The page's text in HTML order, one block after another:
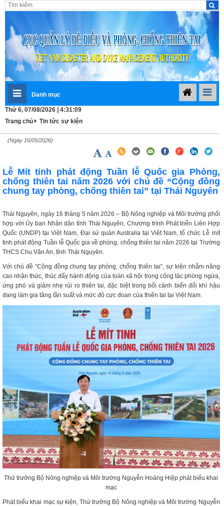
Danh mục
Thứ 6, 07/08/2026 | 4:31:10
Trang chủ
Tin tức sự kiện
(Ngày 16/05/2026)
Lễ Mít tinh phát động Tuần lễ Quốc gia Phòng,
chống thiên tai năm 2026 với chủ đề “Cộng đồng
chung tay phòng, chống thiên tai” tại Thái Nguyên
Thái Nguyên, ngày 16 tháng 5 năm 2026 – Bộ Nông nghiệp và Môi trường phối
hợp với Ủy ban Nhân dân tỉnh Thái Nguyên, Chương trình Phát triển Liên Hợp
Quốc (UNDP) tại Việt Nam, Đại sứ quán Australia tại Việt Nam, tổ chức Lễ mít
tinh phát động Tuần lễ Quốc gia về phòng, chống thiên tai năm 2026 tại Trường
THCS Chu Văn An, tỉnh Thái Nguyên.
Với chủ đề “Cộng đồng chung tay phòng, chống thiên tai”, sự kiện nhằm nâng
cao nhận thức, thúc đẩy hành động của toàn xã hội trong công tác phòng ngừa,
ứng phó và giảm nhẹ rủi ro thiên tai, đặc biệt trong bối cảnh biến đổi khí hậu
đang làm gia tăng tần suất và mức độ cực đoan của thiên tai tại Việt Nam.
Thứ trưởng Bộ Nông nghiệp và Môi trường Nguyễn Hoàng Hiệp phát biểu khai
mạc
Phát biểu khai mạc sự kiện, Thứ trưởng Bộ Nông nghiệp và Môi trường Nguyễn